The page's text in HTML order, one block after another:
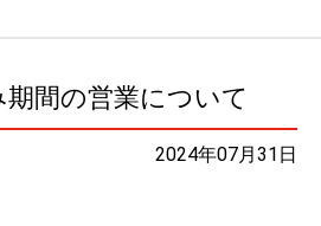
期間の営業について
2024年07月31日